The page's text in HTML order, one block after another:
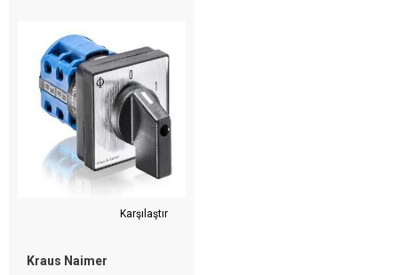
Karşılaştır
Kraus Naimer